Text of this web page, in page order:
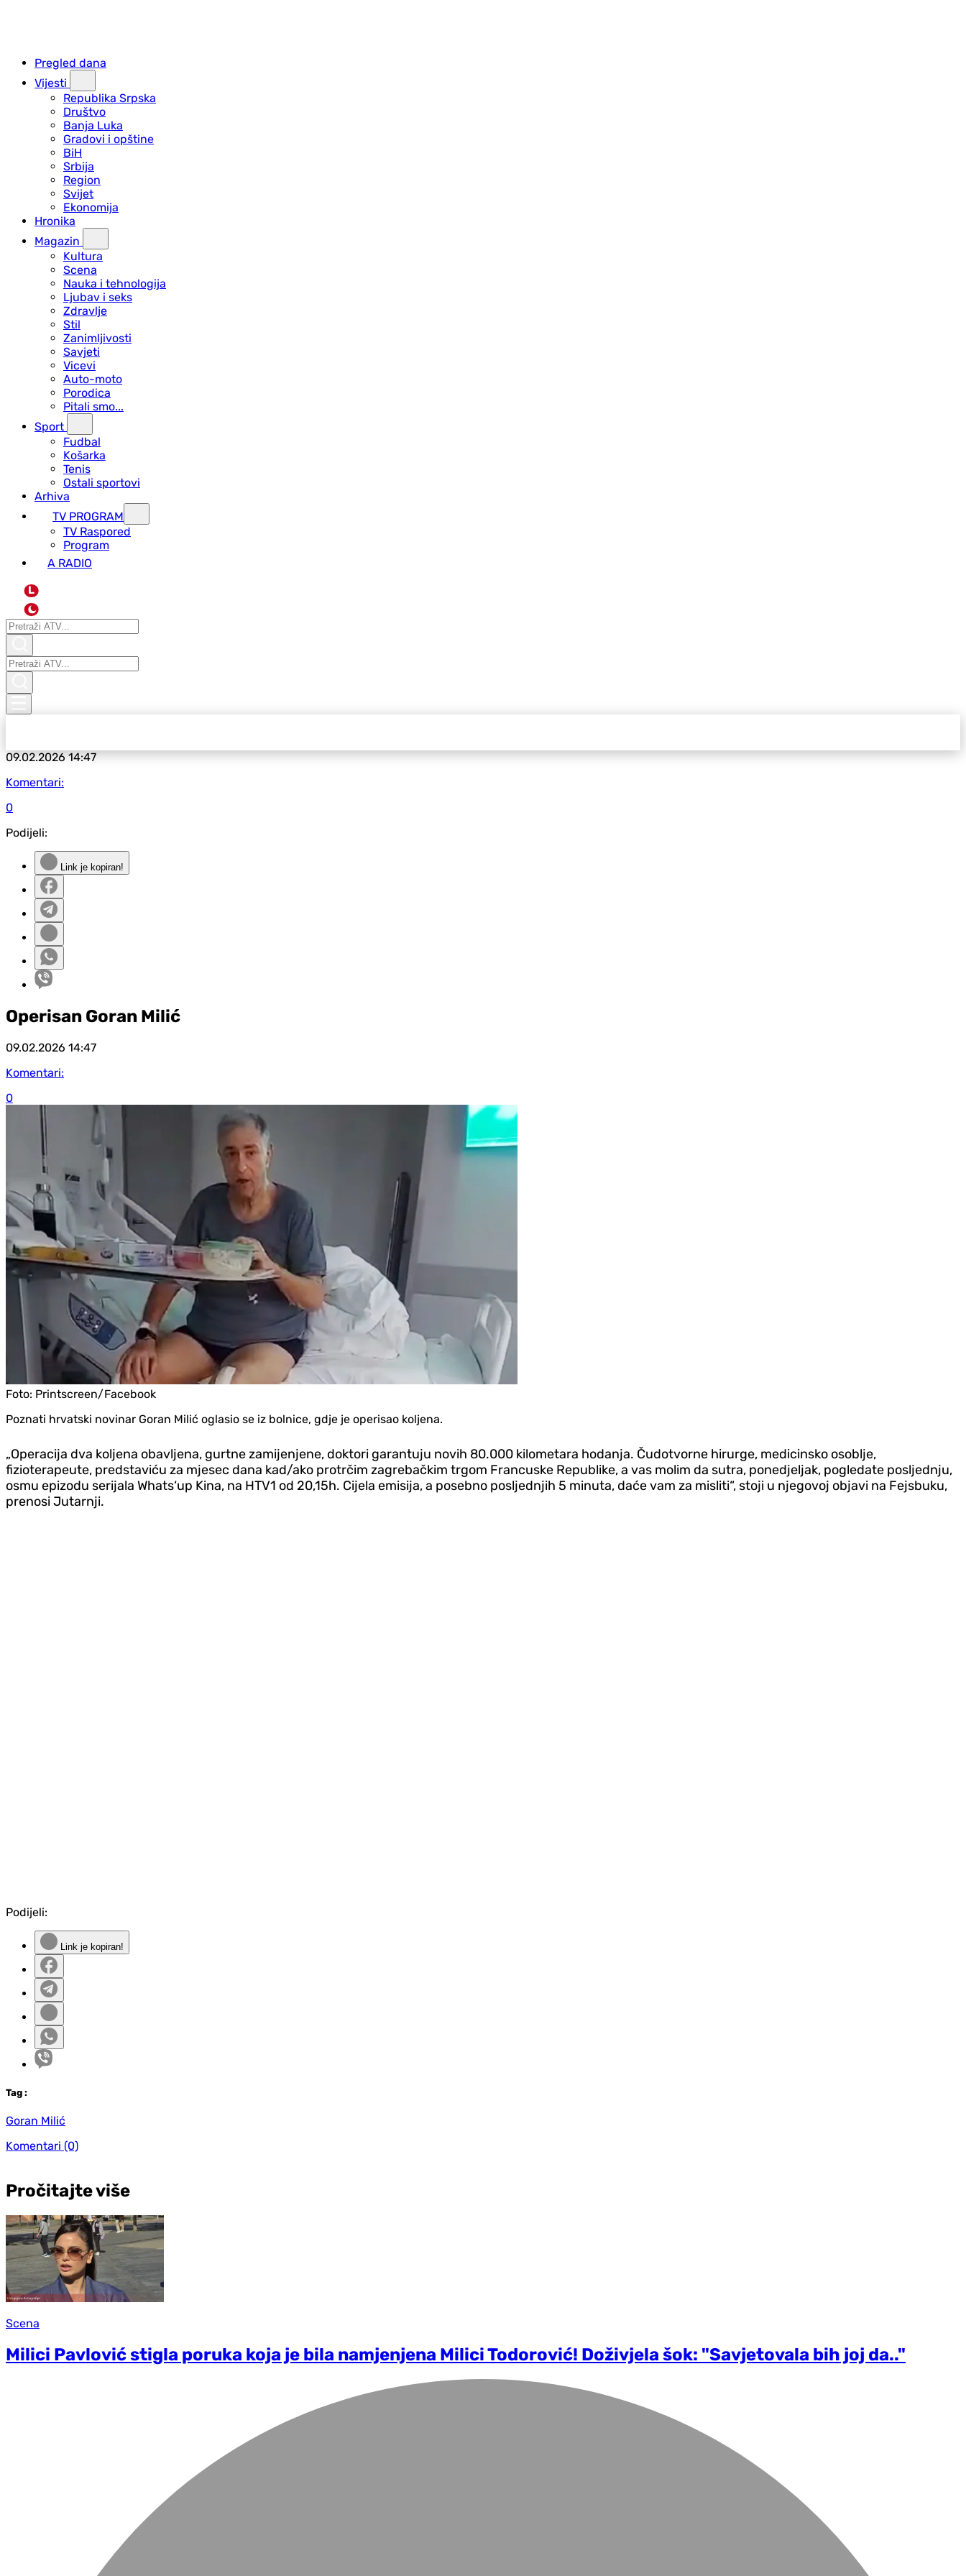
Pregled dana
Vijesti
Republika Srpska
Društvo
Banja Luka
Gradovi i opštine
BiH
Srbija
Region
Svijet
Ekonomija
Hronika
Magazin
Kultura
Scena
Nauka i tehnologija
Ljubav i seks
Zdravlje
Stil
Zanimljivosti
Savjeti
Vicevi
Auto-moto
Porodica
Pitali smo...
Sport
Fudbal
Košarka
Tenis
Ostali sportovi
Arhiva
TV PROGRAM
ТV Raspored
Program
A RADIO
L
09.02.202614:47
Komentari:
0
Podijeli:
Link je kopiran!
Operisan Goran Milić
09.02.2026 14:47
Komentari:
0
Foto: Printscreen/Facebook
Poznati hrvatski novinar Goran Milić oglasio se iz bolnice, gdje je operisao koljena.
„Operacija dva koljena obavljena, gurtne zamijenjene, doktori garantuju novih 80.000 kilometara hodanja. Čudotvorne hirurge, medicinsko osoblje,
fizioterapeute, predstaviću za mjesec dana kad/ako protrčim zagrebačkim trgom Francuske Republike, a vas molim da sutra, ponedjeljak, pogledate posljednju,
osmu epizodu serijala Whats‘up Kina, na HTV1 od 20,15h. Cijela emisija, a posebno posljednjih 5 minuta, daće vam za misliti“, stoji u njegovoj objavi na Fejsbuku,
prenosi Jutarnji.
Podijeli:
Link je kopiran!
Tag :
Goran Milić
Komentari (0)
Pročitajte više
Scena
Milici Pavlović stigla poruka koja je bila namjenjena Milici Todorović! Doživjela šok: "Savjetovala bih joj da.."